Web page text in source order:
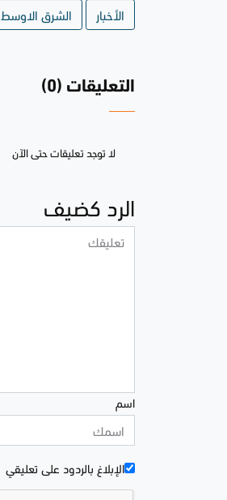
الأخبار الشرق الاوسط
التعليقات (0)
لا توجد تعليقات حتى الآن
الرد كضيف
اسم
الإبلاغ بالردود علی تعليقي